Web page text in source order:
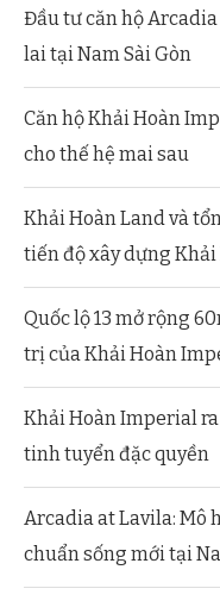
Đầu tư căn hộ
lai tại Nam Sài Gòn
Căn hộ Khải Hoàn
cho thế hệ mai sau
Khải Hoàn Land và
tiến độ xây dựng
Quốc lộ 13 mở rộng
trị của Khải Hoàn
Khải Hoàn Imperial
tinh tuyển đặc quyền
Arcadia at Lavila: Mô
chuẩn sống mới tại